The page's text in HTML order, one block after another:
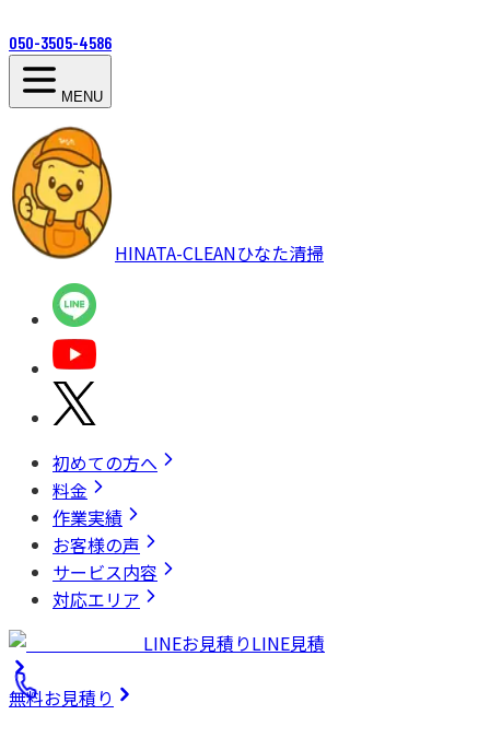
050-3505-4586
MENU
HINATA-CLEANひなた清掃
初めての方へ
料金
作業実績
お客様の声
サービス内容
対応エリア
LINEお見積りLINE見積
無料お見積り